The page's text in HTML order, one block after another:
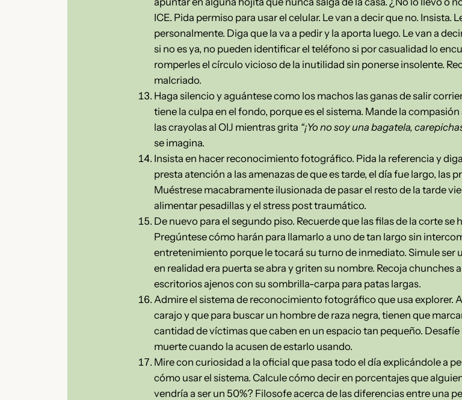
ICE. Pida permiso para usar el celular. Le van a decir que no. Insista.
personalmente. Diga que la va a pedir y la aporta luego. Le van a
si no es ya, no pueden identificar el teléfono si por casualidad lo
romperles el círculo vicioso de la inutilidad sin ponerse insolente.
malcriado.
Haga silencio y aguántese como los machos las ganas de salir
tiene la culpa en el fondo, porque es el sistema. Mande la
las crayolas al OIJ mientras grita “¡Yo no soy una bagatela,
se imagina.
Insista en hacer reconocimiento fotográfico. Pida la referencia y
presta atención a las amenazas de que es tarde, el día fue largo, las
Muéstrese macabramente ilusionada de pasar el resto de la tarde
alimentar pesadillas y el stress post traumático.
De nuevo para el segundo piso. Recuerde que las filas de la corte
Pregúntese cómo harán para llamarlo a uno de tan largo sin
entretenimiento porque le tocará su turno de inmediato. Simule ser
en realidad era puerta se abra y griten su nombre. Recoja
escritorios ajenos con su sombrilla-carpa para patas largas.
Admire el sistema de reconocimiento fotográfico que usa explorer.
carajo y que para buscar un hombre de raza negra, tienen que
cantidad de víctimas que caben en un espacio tan pequeño.
muerte cuando la acusen de estarlo usando.
Mire con curiosidad a la oficial que pasa todo el día explicándole a
cómo usar el sistema. Calcule cómo decir en porcentajes que
vendría a ser un 50%? Filosofe acerca de las diferencias entre una